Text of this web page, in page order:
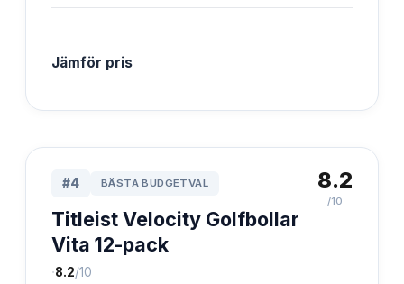
Jämför pris
#4 BÄSTA BUDGETVAL
Titleist Velocity Golfbollar
Vita 12-pack
·8.2/10
8.2
/10